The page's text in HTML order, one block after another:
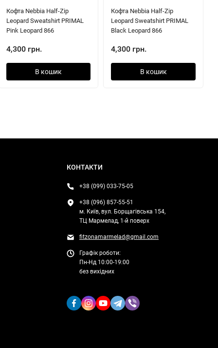
Кофта Nebbia Half-Zip
Leopard Sweatshirt PRIMAL
Pink Leopard 866
4,300 грн.
В кошик
Кофта Nebbia Half-Zip
Leopard Sweatshirt PRIMAL
Black Leopard 866
4,300 грн.
В кошик
КОНТАКТИ
+38 (099) 033-75-05
+38 (096) 857-55-51
м. Київ, вул. Борщагівська 154,
ТЦ Мармелад, 1-й поверх
fitzonamarmelad@gmail.com
Графік роботи:
Пн-Нд 10:00-19:00
без вихідних